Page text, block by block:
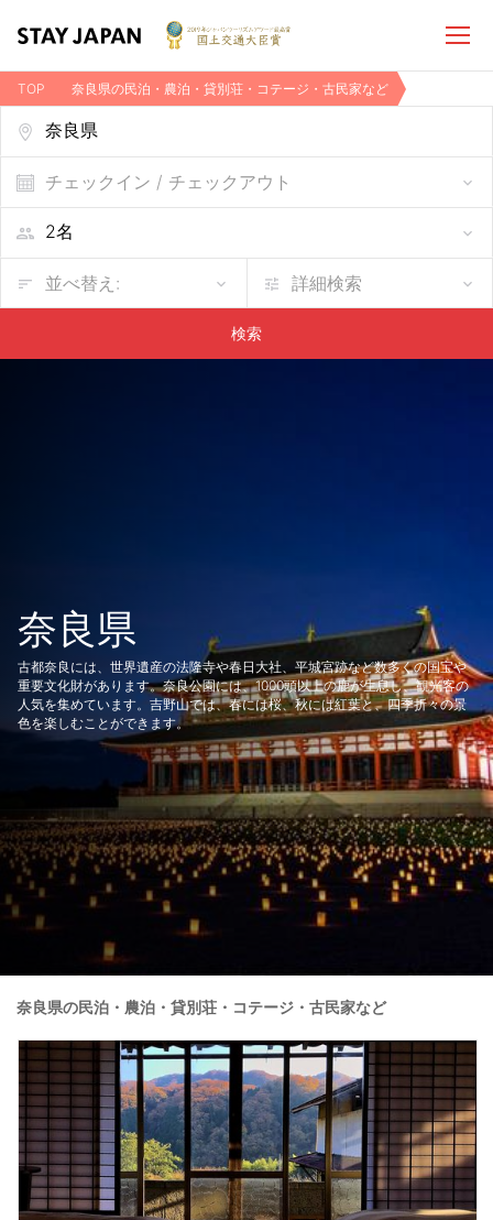
TOP 奈良県の民泊・農泊・貸別荘・コテージ・古民家など
チェックイン / チェックアウト
並べ替え: 詳細検索
検索
奈良県
古都奈良には、世界遺産の法隆寺や春日大社、平城宮跡など数多くの国宝や
重要文化財があります。奈良公園には、1000頭以上の鹿が生息し、観光客の
人気を集めています。吉野山では、春には桜、秋には紅葉と、四季折々の景
色を楽しむことができます。
奈良県の民泊・農泊・貸別荘・コテージ・古民家など